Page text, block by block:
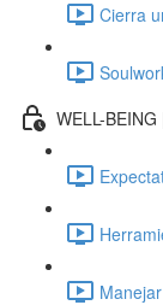
Cierra
WELL-